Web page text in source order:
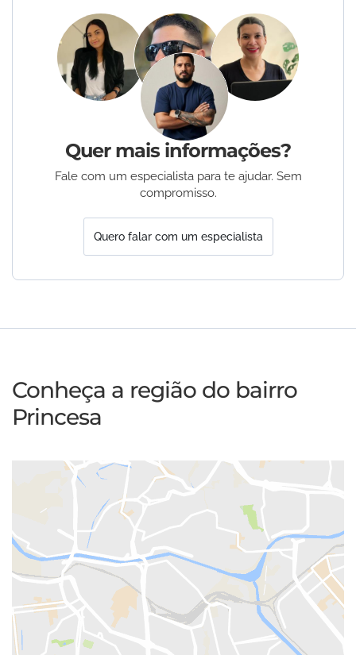
Quer mais informações?
Fale com um especialista para te ajudar. Sem
compromisso.
Quero falar com um especialista
Conheça a região do bairro
Princesa